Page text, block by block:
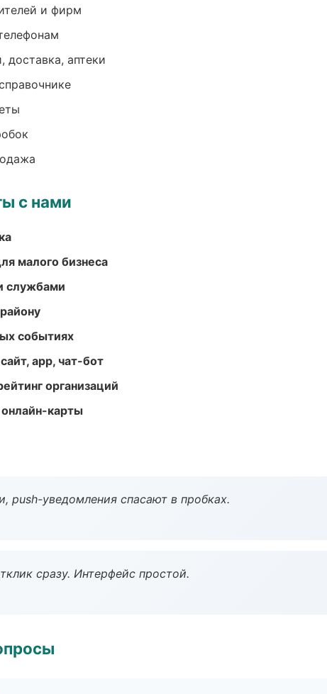
и фирм
доставка, аптеки
с нами
малого бизнеса
службами
событиях
app, чат-бот
организаций
карты
push-уведомления спасают в пробках.
сразу. Интерфейс простой.